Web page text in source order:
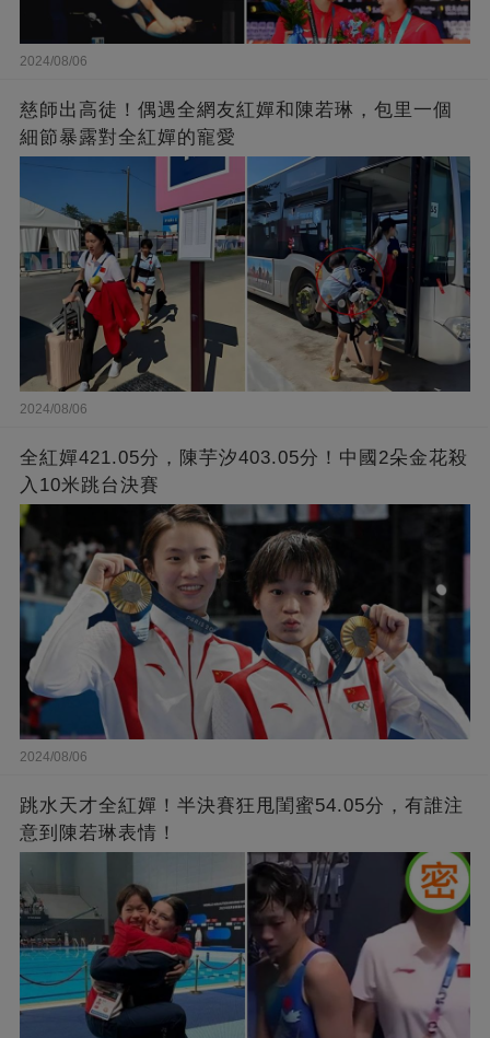
2024/08/06
慈師出高徒！偶遇全網友紅嬋和陳若琳，包里一個
細節暴露對全紅嬋的寵愛
2024/08/06
全紅嬋421.05分，陳芋汐403.05分！中國2朵金花殺
入10米跳台決賽
2024/08/06
跳水天才全紅嬋！半決賽狂甩閨蜜54.05分，有誰注
意到陳若琳表情！